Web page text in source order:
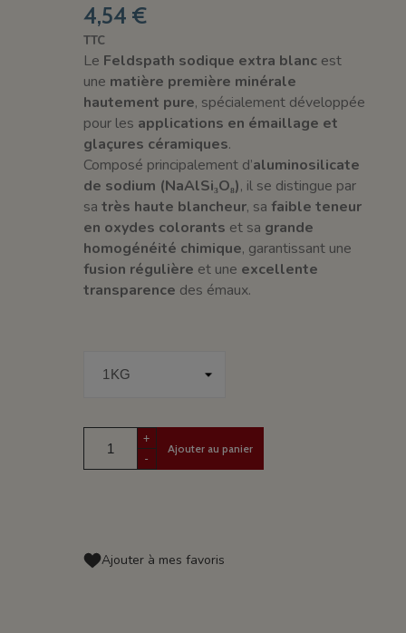
4,54 €
TTC
Le Feldspath sodique extra blanc est
une matière première minérale
hautement pure, spécialement développée
pour les applications en émaillage et
glaçures céramiques.
Composé principalement d’aluminosilicate
de sodium (NaAlSi₃O₈), il se distingue par
satrès haute blancheur, safaible teneur
en oxydes colorants et sa grande
homogénéité chimique, garantissant une
fusion régulière et une excellente
transparence des émaux.
+
-
Ajouter au panier
Ajouter à mes favoris